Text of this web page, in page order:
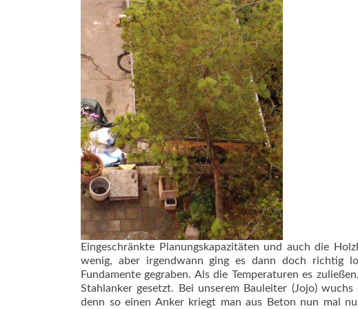
Eingeschränkte Planungskapazitäten und auch die
wenig, aber irgendwann ging es dann doch richtig
Fundamente gegraben. Als die Temperaturen es
Stahlanker gesetzt. Bei unserem Bauleiter (Jojo)
denn so einen Anker kriegt man aus Beton nun mal